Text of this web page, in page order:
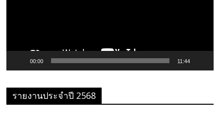
00:00 11:44
รายงานประจำปี 2568